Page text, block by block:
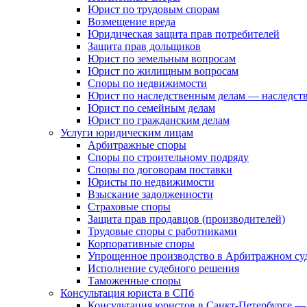
Юрист по трудовым спорам
Возмещение вреда
Юридическая защита прав потребителей
Защита прав дольщиков
Юрист по земельным вопросам
Юрист по жилищным вопросам
Споры по недвижимости
Юрист по наследственным делам —
Юрист по семейным делам
Юрист по гражданским делам
Услуги юридическим лицам
Арбитражные споры
Споры по строительному подряду
Споры по договорам поставки
Юристы по недвижимости
Взыскание задолженности
Страховые споры
Защита прав продавцов (производителей)
Трудовые споры с работниками
Корпоративные споры
Упрощенное производство в Арбитражном
Исполнение судебного решения
Таможенные споры
Консультация юриста в СПб